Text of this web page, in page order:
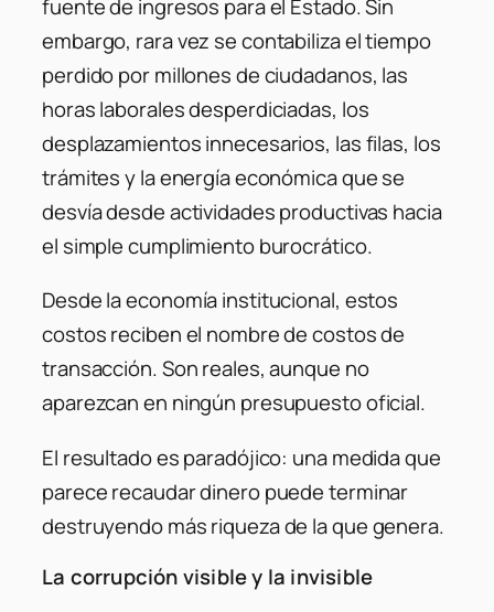
fuente de ingresos para el Estado. Sin
embargo, rara vez se contabiliza el tiempo
perdido por millones de ciudadanos, las
horas laborales desperdiciadas, los
desplazamientos innecesarios, las filas, los
trámites y la energía económica que se
desvía desde actividades productivas hacia
el simple cumplimiento burocrático.
Desde la economía institucional, estos
costos reciben el nombre de costos de
transacción. Son reales, aunque no
aparezcan en ningún presupuesto oficial.
El resultado es paradójico: una medida que
parece recaudar dinero puede terminar
destruyendo más riqueza de la que genera.
La corrupción visible y la invisible